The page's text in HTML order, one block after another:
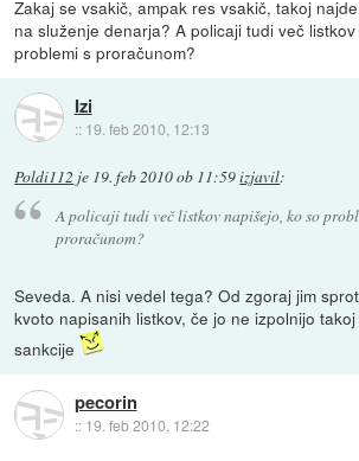
Zakaj se vsakič, ampak res vsakič, takoj
na služenje denarja? A policaji tudi več
problemi s proračunom?
Izi
:: 19. feb 2010, 12:13
Poldi112 je 19. feb 2010 ob 11:59izjavil:
A policaji tudi več listkov napišejo, ko so
proračunom?
Seveda. A nisi vedel tega? Od zgoraj jim
kvoto napisanih listkov, če jo ne izpolnijo
sankcije
pecorin
:: 19. feb 2010, 12:22